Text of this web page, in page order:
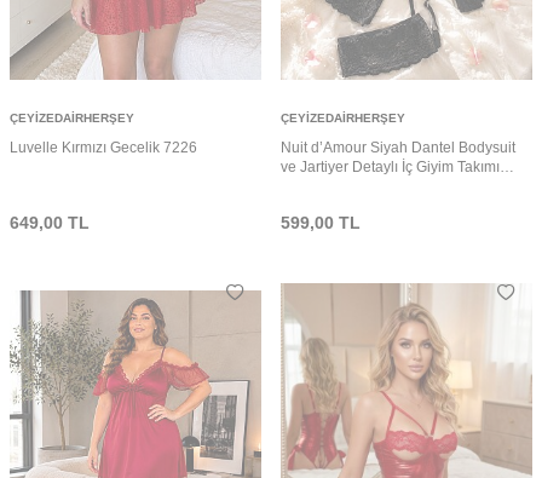
ÇEYIZEDAIRHERŞEY
Luvelle Kırmızı Gecelik 7226
649,00 TL
ÇEYIZEDAIRHERŞEY
Nuit d’Amour Siyah Dantel Bodysuit
ve Jartiyer Detaylı İç Giyim Takımı
599,00 TL